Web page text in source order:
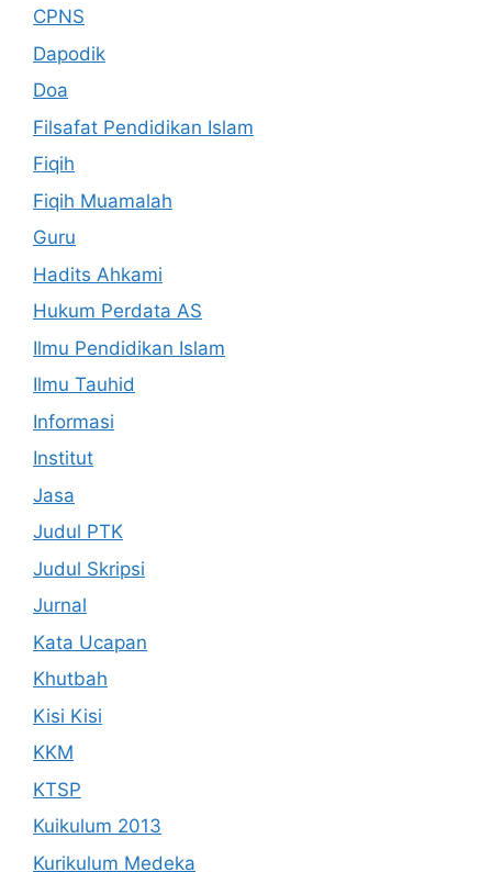
CPNS
Dapodik
Doa
Filsafat Pendidikan Islam
Fiqih
Fiqih Muamalah
Guru
Hadits Ahkami
Hukum Perdata AS
Ilmu Pendidikan Islam
Ilmu Tauhid
Informasi
Institut
Jasa
Judul PTK
Judul Skripsi
Jurnal
Kata Ucapan
Khutbah
Kisi Kisi
KKM
KTSP
Kuikulum 2013
Kurikulum Medeka